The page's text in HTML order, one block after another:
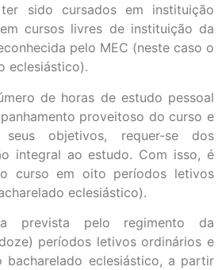
sido cursados em instituição
cursos livres de instituição da
pelo MEC (neste caso o
eclesiástico).
de horas de estudo pessoal
proveitoso do curso e
objetivos, requer-se dos
integral ao estudo. Com isso, é
curso em oito períodos letivos
eclesiástico).
prevista pelo regimento da
períodos letivos ordinários e
eclesiástico, a partir